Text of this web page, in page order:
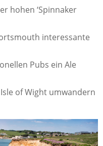
hohen ‘Spinnaker
interessante
Pubs ein Ale
of Wight umwandern